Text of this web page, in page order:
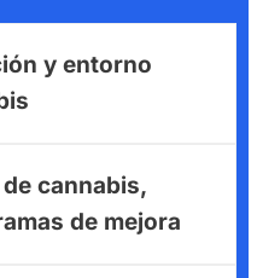
y entorno
cannabis,
de mejora